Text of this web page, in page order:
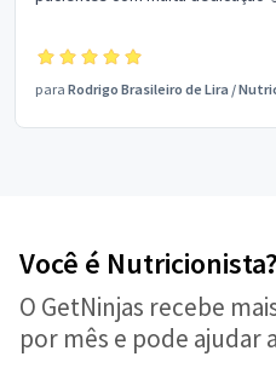
para Rodrigo Brasileiro de Lira /
Você é Nutricionista?
O GetNinjas recebe
por mês e pode ajudar